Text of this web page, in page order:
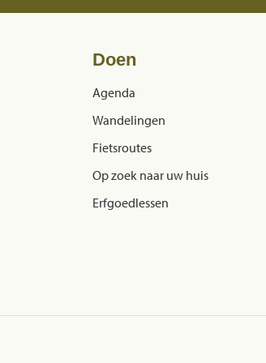
Doen
Agenda
Wandelingen
Fietsroutes
Op zoek naar uw huis
Erfgoedlessen